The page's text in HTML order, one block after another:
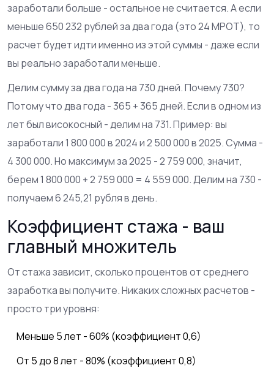
заработали больше - остальное не считается. А если
меньше 650 232 рублей за два года (это 24 МРОТ), то
расчет будет идти именно из этой суммы - даже если
вы реально заработали меньше.
Делим сумму за два года на 730 дней. Почему 730?
Потому что два года - 365 + 365 дней. Если в одном из
лет был високосный - делим на 731. Пример: вы
заработали 1 800 000 в 2024 и 2 500 000 в 2025. Сумма -
4 300 000. Но максимум за 2025 - 2 759 000, значит,
берем 1 800 000 + 2 759 000 = 4 559 000. Делим на 730 -
получаем 6 245,21 рубля в день.
Коэффициент стажа - ваш
главный множитель
От стажа зависит, сколько процентов от среднего
заработка вы получите. Никаких сложных расчетов -
просто три уровня:
Меньше 5 лет - 60% (коэффициент 0,6)
От 5 до 8 лет - 80% (коэффициент 0,8)